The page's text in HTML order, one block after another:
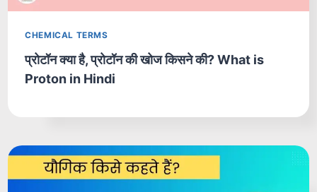
CHEMICAL TERMS
प्रोटॉन क्या है, प्रोटॉन की खोज किसने की? What is
Proton in Hindi